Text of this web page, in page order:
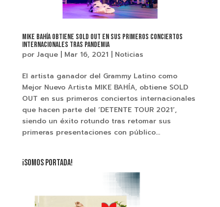
MIKE BAHÍA OBTIENE SOLD OUT EN SUS PRIMEROS CONCIERTOS
INTERNACIONALES TRAS PANDEMIA
por Jaque| Mar 16, 2021 Noticias
El artista ganador del Grammy Latino como
Mejor Nuevo Artista MIKE BAHÍA, obtiene SOLD
OUT en sus primeros conciertos internacionales
que hacen parte del ‘DETENTE TOUR 2021’,
siendo un éxito rotundo tras retomar sus
primeras presentaciones con público...
¡SOMOS PORTADA!